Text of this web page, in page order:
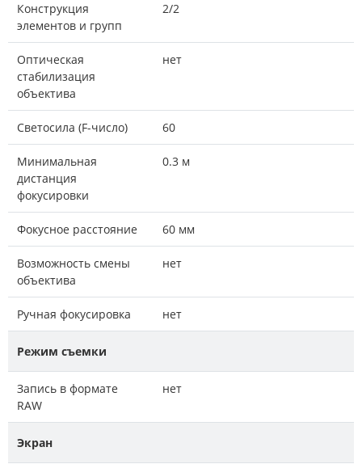
Конструкция
элементов и групп
2/2
Оптическая
стабилизация
объектива
нет
Светосила (F-число) 60
Минимальная
дистанция
фокусировки
0.3 м
Фокусное расстояние 60 мм
Возможность смены
объектива
нет
Ручная фокусировка нет
Режим съемки
Запись в формате
RAW
нет
Экран